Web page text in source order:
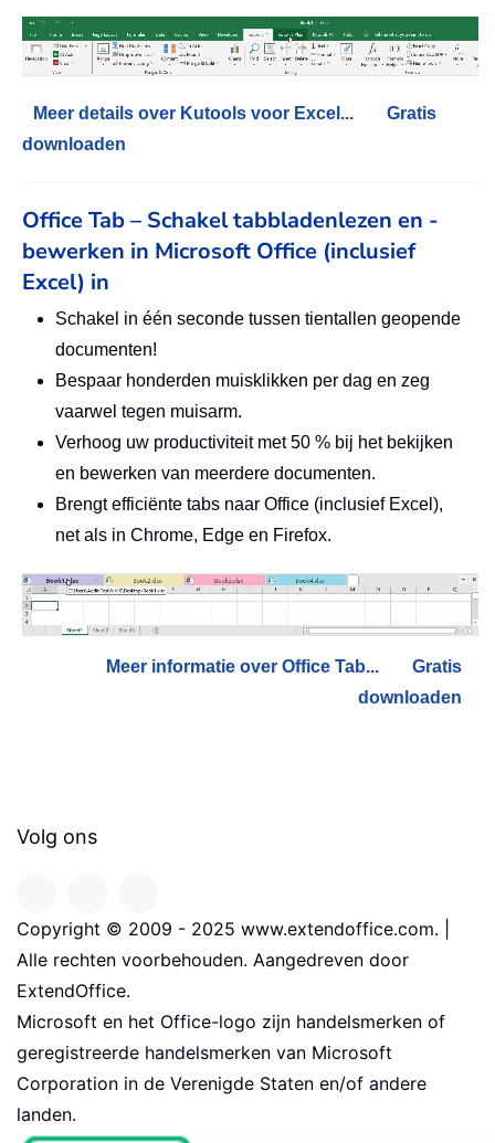
Meer details over Kutools voor Excel...
Gratis
downloaden
Office Tab – Schakel tabbladenlezen en -
bewerken in Microsoft Office (inclusief
Excel) in
Schakel in één seconde tussen tientallen geopende
documenten!
Bespaar honderden muisklikken per dag en zeg
vaarwel tegen muisarm.
Verhoog uw productiviteit met 50 % bij het bekijken
en bewerken van meerdere documenten.
Brengt efficiënte tabs naar Office (inclusief Excel),
net als in Chrome, Edge en Firefox.
Meer informatie over Office Tab...
Gratis
downloaden
Volg ons
Copyright © 2009 - 2025 www.extendoffice.com. |
Alle rechten voorbehouden. Aangedreven door
ExtendOffice.
Microsoft en het Office-logo zijn handelsmerken of
geregistreerde handelsmerken van Microsoft
Corporation in de Verenigde Staten en/of andere
landen.